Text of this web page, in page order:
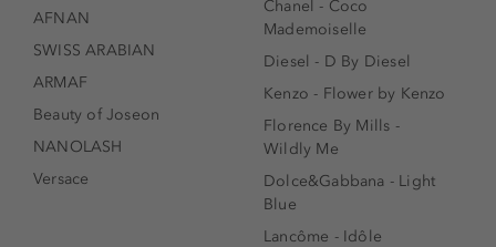
AFNAN
SWISS ARABIAN
ARMAF
Beauty of Joseon
NANOLASH
Versace
Chanel - Coco
Mademoiselle
Diesel - D By Diesel
Kenzo - Flower by Kenzo
Florence By Mills -
Wildly Me
Dolce&Gabbana - Light
Blue
Lancôme - Idôle